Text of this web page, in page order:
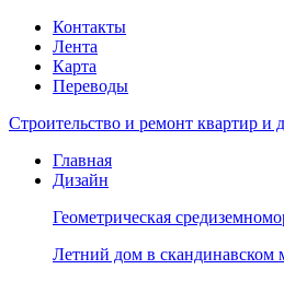
Контакты
Лента
Карта
Переводы
Строительство и ремонт квартир и
Главная
Дизайн
Геометрическая
Летний дом в скандинавском